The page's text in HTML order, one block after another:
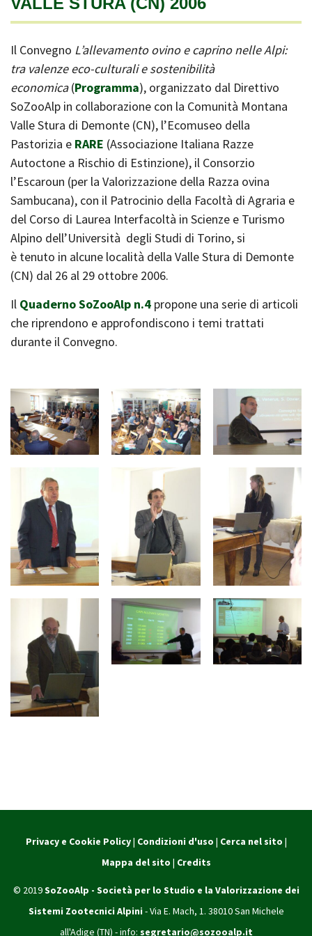
Il Convegno L’allevamento ovino e caprino nelle Alpi:
tra valenze eco-culturali e sostenibilità
economica(Programma), organizzato dal Direttivo
SoZooAlp in collaborazione con la Comunità Montana
Valle Stura di Demonte (CN), l’Ecomuseo della
Pastorizia e RARE (Associazione Italiana Razze
Autoctone a Rischio di Estinzione), il Consorzio
l’Escaroun (per la Valorizzazione della Razza ovina
Sambucana), con il Patrocinio della Facoltà di Agraria e
del Corso di Laurea Interfacoltà in Scienze e Turismo
Alpino dell’Università degli Studi di Torino, si
è tenuto in alcune località della Valle Stura di Demonte
(CN) dal 26 al 29 ottobre 2006.
Il Quaderno SoZooAlp n.4 propone una serie di articoli
che riprendono e approfondiscono i temi trattati
durante il Convegno.
Privacy e Cookie Policy| Condizioni d'uso | Cerca nel sito |
Mappa del sito | Credits
© 2019SoZooAlp - Società per lo Studio e la Valorizzazione dei
Sistemi Zootecnici Alpini - Via E. Mach, 1. 38010 San Michele
all'Adige (TN) - info: segretario@sozooalp.it